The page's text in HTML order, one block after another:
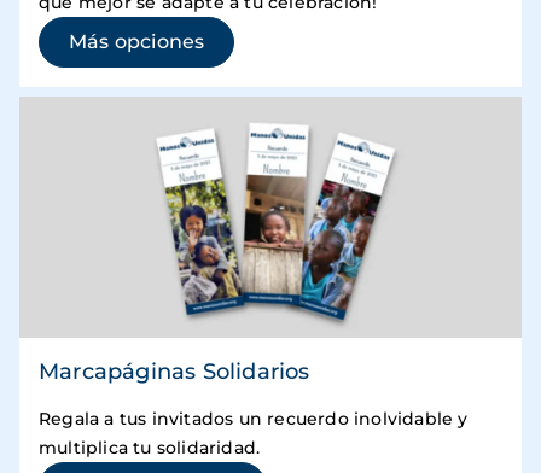
Más opciones(se abre en una ventana nueva)
Marcapáginas Solidarios
Regala a tus invitados un recuerdo inolvidable y
multiplica tu solidaridad.